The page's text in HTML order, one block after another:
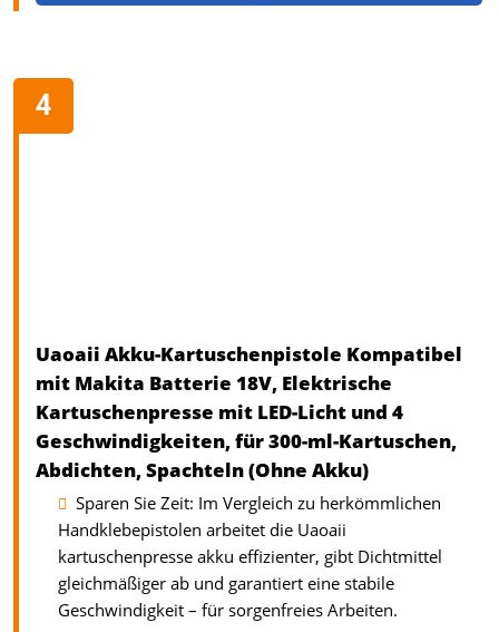
Uaoaii Akku-Kartuschenpistole Kompatibel
mit Makita Batterie 18V, Elektrische
Kartuschenpresse mit LED-Licht und 4
Geschwindigkeiten, für 300-ml-Kartuschen,
Abdichten, Spachteln (Ohne Akku)
Sparen Sie Zeit: Im Vergleich zu herkömmlichen
Handklebepistolen arbeitet die Uaoaii
kartuschenpresse akku effizienter, gibt Dichtmittel
gleichmäßiger ab und garantiert eine stabile
Geschwindigkeit – für sorgenfreies Arbeiten.